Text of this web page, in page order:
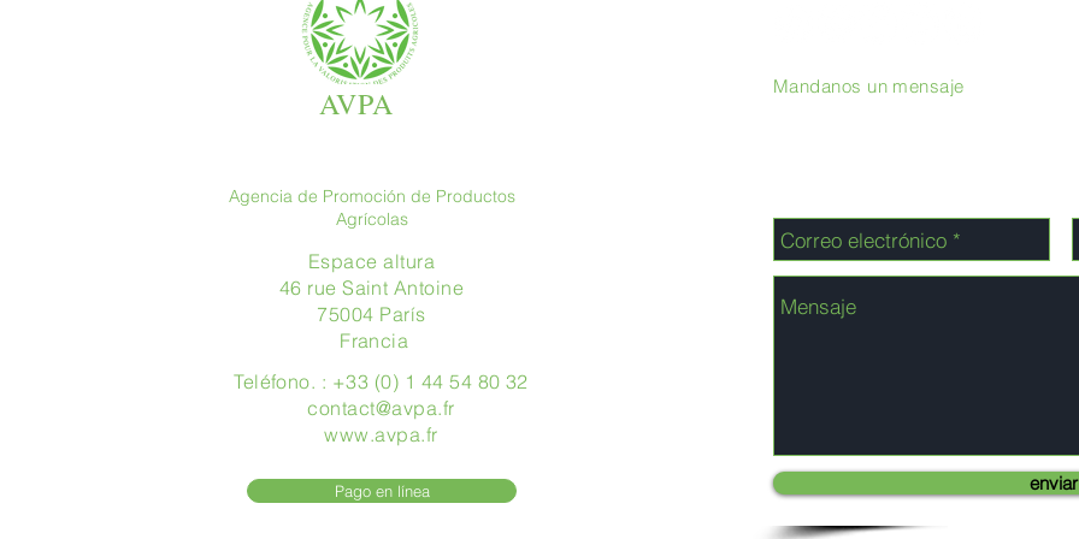
AVPA
Agencia de Promoción de Productos
Agrícolas
Espace altura
46 rue Saint Antoine
75004 París
​ Francia
Teléfono. : +33 (0) 1 44 54 80 32
contact@avpa.fr
www.avpa.fr
Pago en línea
Mandanos un mensaje